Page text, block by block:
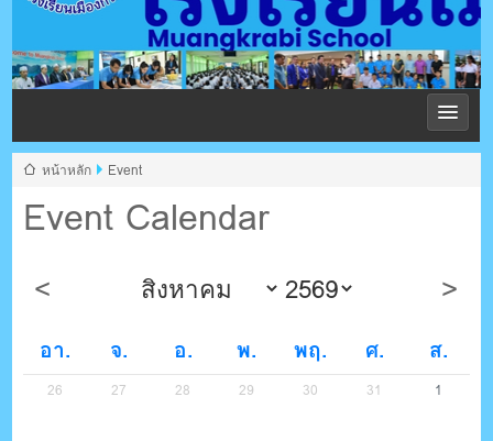
กระบี่ สพม
ตรัง กระบี่
Event Calendar
หน้าหลัก Event
อา. จ. อ. พ. พฤ. ศ. ส.
26 27 28 29 30 31 1